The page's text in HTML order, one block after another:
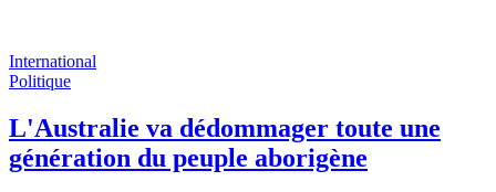
International
Politique
L'Australie va dédommager toute une
génération du peuple aborigène